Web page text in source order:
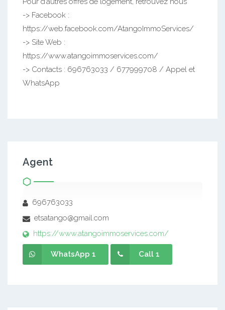
-> Facebook :
https://web.facebook.com/AtangoImmoServices/
-> Site Web :
https://www.atangoimmoservices.com/
-> Contacts : 696763033 / 677999708 / Appel et
WhatsApp
Agent
696763033
etsatango@gmail.com
https://www.atangoimmoservices.com/
WhatsApp 1 Call 1